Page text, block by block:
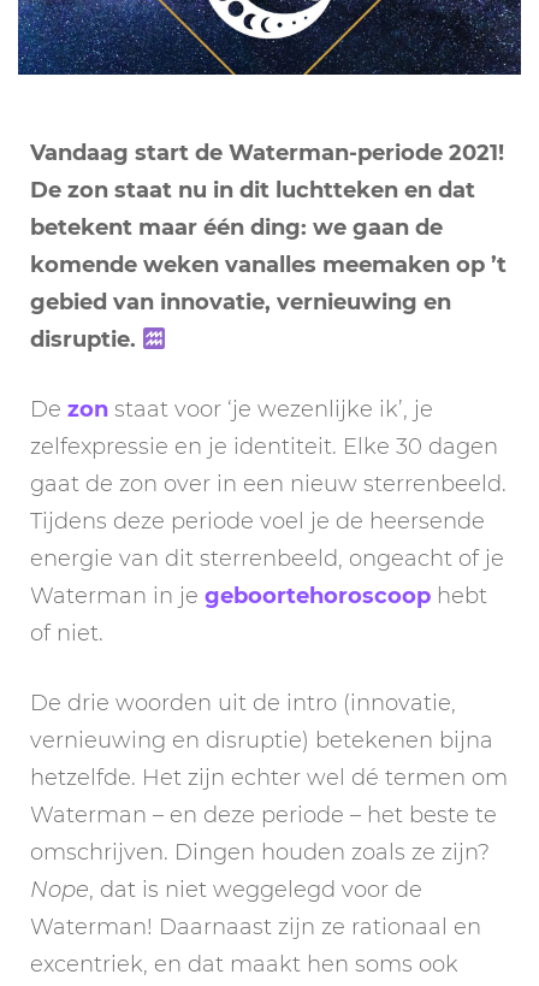
vernieuwen
Vandaag start de Waterman-periode 2021!
De zon staat nu in dit luchtteken en dat
betekent maar één ding: we gaan de
komende weken vanalles meemaken op ’t
gebied van innovatie, vernieuwing en
disruptie.
De zon staat voor ‘je wezenlijke ik’, je
zelfexpressie en je identiteit. Elke 30 dagen
gaat de zon over in een nieuw sterrenbeeld.
Tijdens deze periode voel je de heersende
energie van dit sterrenbeeld, ongeacht of je
Waterman in je geboortehoroscoop hebt
of niet.
De drie woorden uit de intro (innovatie,
vernieuwing en disruptie) betekenen bijna
hetzelfde. Het zijn echter wel dé termen om
Waterman – en deze periode – het beste te
omschrijven. Dingen houden zoals ze zijn?
Nope, dat is niet weggelegd voor de
Waterman! Daarnaast zijn ze rationaal en
excentriek, en dat maakt hen soms ook